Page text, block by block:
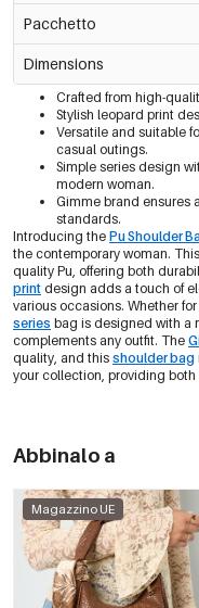
Pacchetto
Dimensions
Crafted from high-
Stylish leopard print
Versatile and suitable
casual outings.
Simple series design
modern woman.
Gimme brand ensures
standards.
Introducing the Pu Shoulder
the contemporary woman. This
quality Pu, offering both
print design adds a touch of
various occasions. Whether
series bag is designed with a
complements any outfit. The
quality, and this shoulder bag
your collection, providing
Abbinalo a
Magazzino UE